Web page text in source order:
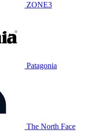
ZONE3
Patagonia
The North Face